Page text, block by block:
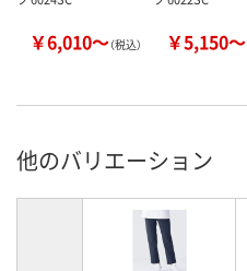
￥6,010～（税込） ￥5,150～
他のバリエーション